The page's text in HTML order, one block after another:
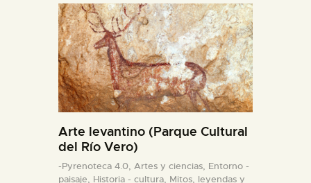
Arte levantino (Parque Cultural
del Río Vero)
-Pyrenoteca 4.0, Artes y ciencias, Entorno -
paisaje, Historia - cultura, Mitos, leyendas y